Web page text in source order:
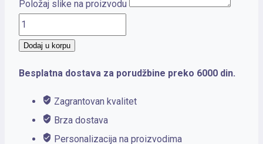
Položaj slike na proizvodu
VELVET
50Dodaj u korpu
Besplatna dostava za porudžbine preko 6000 din.
Zagrantovan kvalitet
Brza dostava
Personalizacija na proizvodima